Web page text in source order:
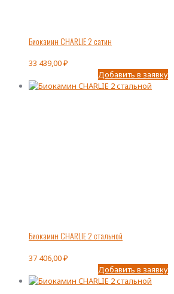
Биокамин CHARLIE 2 сатин
33 439,00₽
Добавить в заявку
Биокамин CHARLIE 2 стальной
37 406,00₽
Добавить в заявку